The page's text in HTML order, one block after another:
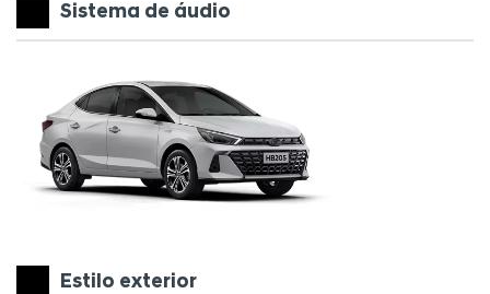
Sistema de áudio
Estilo exterior